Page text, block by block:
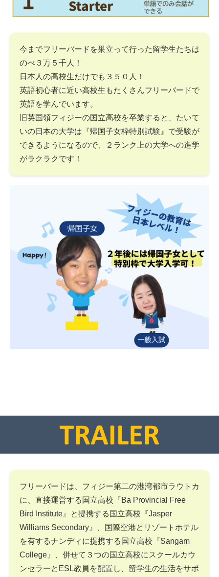
今までフリーバードを巣立って行った留学生たちは
のべ３万５千人！
日本人の高校生だけでも３５０人！
英語初心者に近い高校生もたくさんフリーバードで
英語を学んでいます。
旧英国領フィジーの国立高校を卒業すると、たいて
いの日本の大学は『帰国子女枠特別試験』で受験が
できるようになるので、２ランク上の大学への進学
がラクラクです！
フリーバードは、フィジー第二の港湾都市ラウトカ
に、直接運営する国立高校『Ba Provincial Free
Bird Institute』と提携する国立高校『Jasper
Williams Secondary』、国際空港とリゾートホテル
を有するナンディに提携する国立高校『Sangam
College』、併せて３つの国立高校にスクールカウ
ンセラーとESL教員を配置し、留学生の生活をサポ